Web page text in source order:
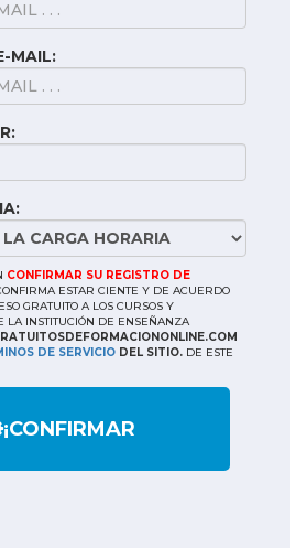
MAIL:
CONFIRMAR SU REGISTRO DE
ESTAR CIENTE Y DE ACUERDO
GRATUITO A LOS CURSOS Y
LA INSTITUCIÓN DE ENSEÑANZA
DE SERVICIO DEL SITIO. DE ESTE
¡CONFIRMAR